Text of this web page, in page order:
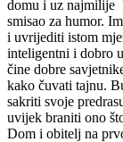
domu i uz najmilije
smisao za humor.
i uvrijediti istom
inteligentni i dobro
čine dobre
kako čuvati tajnu.
sakriti svoje
uvijek braniti ono
Dom i obitelj na